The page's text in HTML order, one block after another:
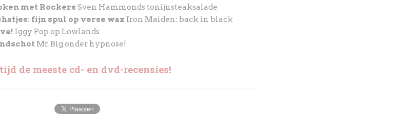
met Rockers Sven Hammonds tonijnsteaksalade
fijn spul op verse wax Iron Maiden: back in black
Iggy Pop op Lowlands
Mr. Big onder hypnose!
de meeste cd- en dvd-recensies!